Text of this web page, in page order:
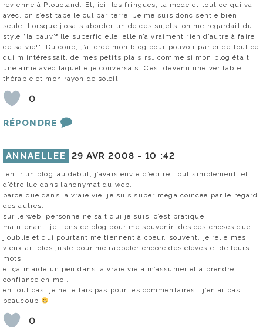
revienne à Ploucland. Et, ici, les fringues, la mode et tout ce qui va
avec, on s’est tape le cul par terre. Je me suis donc sentie bien
seule. Lorsque j’osais aborder un de ces sujets, on me regardait du
style "la pauv’fille superficielle, elle n’a vraiment rien d’autre à faire
de sa vie!". Du coup, j’ai créé mon blog pour pouvoir parler de tout ce
qui m’intéressait, de mes petits plaisirs… comme si mon blog était
une amie avec laquelle je conversais. C’est devenu une véritable
thérapie et mon rayon de soleil.
0
RÉPONDRE
ANNAELLEE 29 AVR 2008 -10 :42
ten ir un blog…au début, j’avais envie d’écrire, tout simplement. et
d’être lue dans l’anonymat du web.
parce que dans la vraie vie, je suis super méga coincée par le regard
des autres.
sur le web, personne ne sait qui je suis. c’est pratique.
maintenant, je tiens ce blog pour me souvenir. des ces choses que
j’oublie et qui pourtant me tiennent à coeur. souvent, je relie mes
vieux articles juste pour me rappeler encore des élèves et de leurs
mots.
et ça m’aide un peu dans la vraie vie à m’assumer et à prendre
confiance en moi.
en tout cas, je ne le fais pas pour les commentaires ! j’en ai pas
beaucoup
0